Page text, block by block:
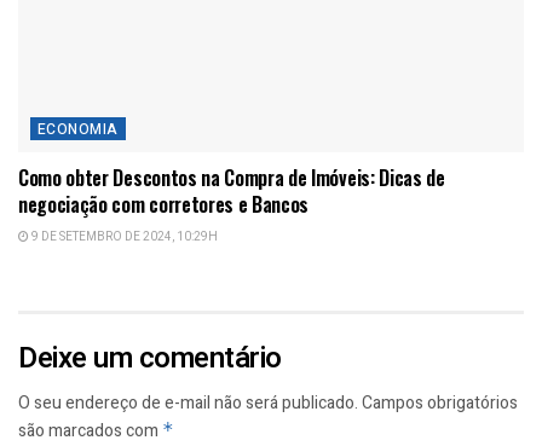
ECONOMIA
Como obter Descontos na Compra de Imóveis: Dicas de
negociação com corretores e Bancos
9 DE SETEMBRO DE 2024, 10:29H
Deixe um comentário
O seu endereço de e-mail não será publicado.Campos obrigatórios
são marcados com *